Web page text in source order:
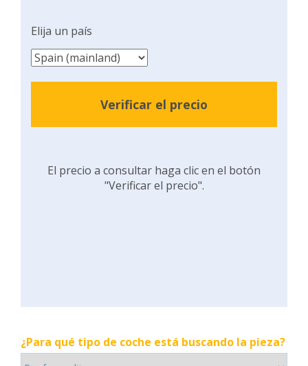
Elija un país
Verificar el precio
El precio a consultar haga clic en el botón
"Verificar el precio".
¿Para qué tipo de coche está buscando la pieza?